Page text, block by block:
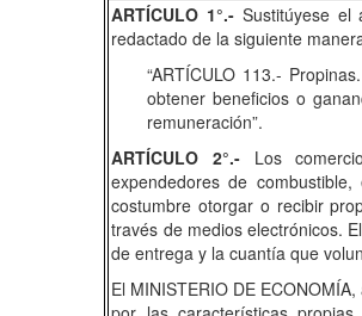
ARTÍCULO 1°.- Sustitúyese
redactado de la siguiente
“ARTÍCULO 113.-
obtener beneficios o
remuneración”.
ARTÍCULO 2°.-Los
expendedores de
costumbre otorgar o recibir
través de medios electrónicos.
de entrega y la cuantía que
El MINISTERIO DE